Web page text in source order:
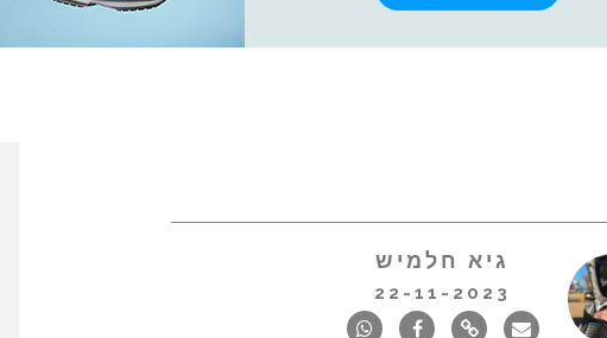
גיא חלמיש
22-11-2023